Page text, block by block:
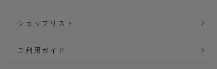
ショップリスト
ご利用ガイド